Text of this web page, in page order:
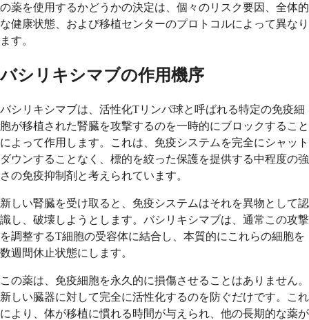
の薬を使用するかどうかの決定は、個々のリスク要因、全体的
な健康状態、および移植センターのプロトコルによって異なり
ます。
バシリキシマブの作用機序
バシリキシマブは、活性化Tリンパ球と呼ばれる特定の免疫細
胞が移植された腎臓を攻撃するのを一時的にブロックすること
によって作用します。これは、免疫システムを完全にシャット
ダウンすることなく、標的を絞った保護を提供する中程度の強
さの免疫抑制剤と考えられています。
新しい腎臓を受け取ると、免疫システムはそれを異物として認
識し、破壊しようとします。バシリキシマブは、通常この攻撃
を調整するT細胞の受容体に結合し、本質的にこれらの細胞を
数週間休止状態にします。
この薬は、免疫細胞を永久的に損傷させることはありません。
新しい臓器に対して完全に活性化するのを防ぐだけです。これ
により、体が移植に慣れる時間が与えられ、他の長期的な薬が